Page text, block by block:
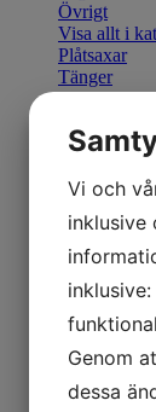
Övrigt
Visa allt i
Plåtsaxar
Tänger
Bocka &
Saxar &
Hammare
Övriga
Övriga
Visa allt i
Visa allt i
Manuella
Retrofit U-
Visa allt i
Hydraulisk
Vi och
inklusive
Genom
dessa